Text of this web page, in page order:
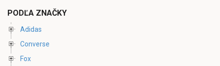
PODĽA ZNAČKY
Adidas
Converse
Fox